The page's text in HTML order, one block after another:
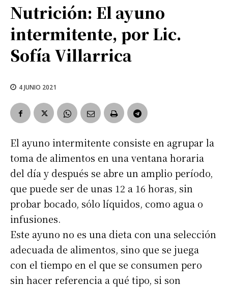
Nutrición: El ayuno
intermitente, por Lic.
Sofía Villarrica
4 JUNIO 2021
El ayuno intermitente consiste en agrupar la
toma de alimentos en una ventana horaria
del día y después se abre un amplio período,
que puede ser de unas 12 a 16 horas, sin
probar bocado, sólo líquidos, como agua o
infusiones.
Este ayuno no es una dieta con una selección
adecuada de alimentos, sino que se juega
con el tiempo en el que se consumen pero
sin hacer referencia a qué tipo, si son